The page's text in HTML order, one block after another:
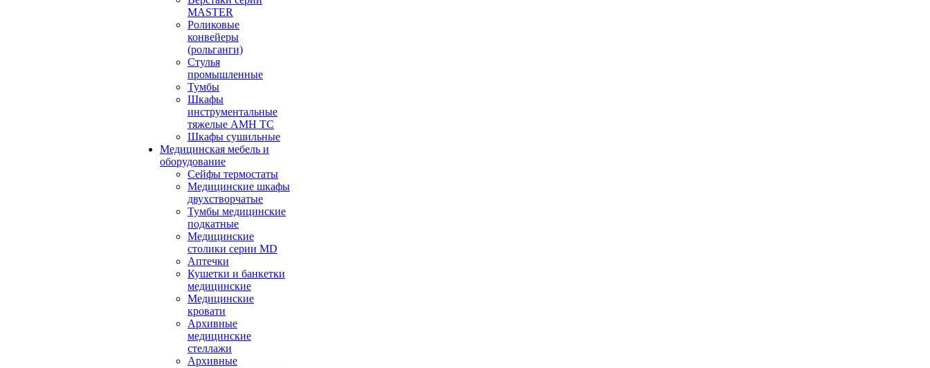
MASTER
Роликовые
конвейеры
(рольганги)
Стулья
промышленные
Тумбы
Шкафы
инструментальные
тяжелые АМН ТС
Шкафы сушильные
Медицинская мебель и
оборудование
Сейфы термостаты
Медицинские шкафы
двухстворчатые
Тумбы медицинские
подкатные
Медицинские
столики серии MD
Аптечки
Кушетки и банкетки
медицинские
Медицинские
кровати
Архивные
медицинские
стеллажи
Архивные